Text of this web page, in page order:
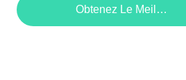
Obtenez Le Meilleur